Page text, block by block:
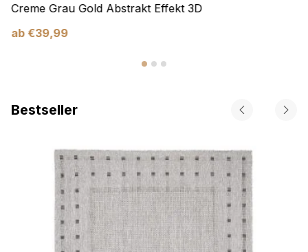
Creme Grau Gold Abstrakt Effekt 3D
ab €39,99
Bestseller